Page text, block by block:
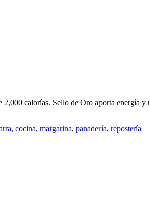
2,000 calorías. Sello de Oro aporta
, cocina, margarina, panadería, repostería